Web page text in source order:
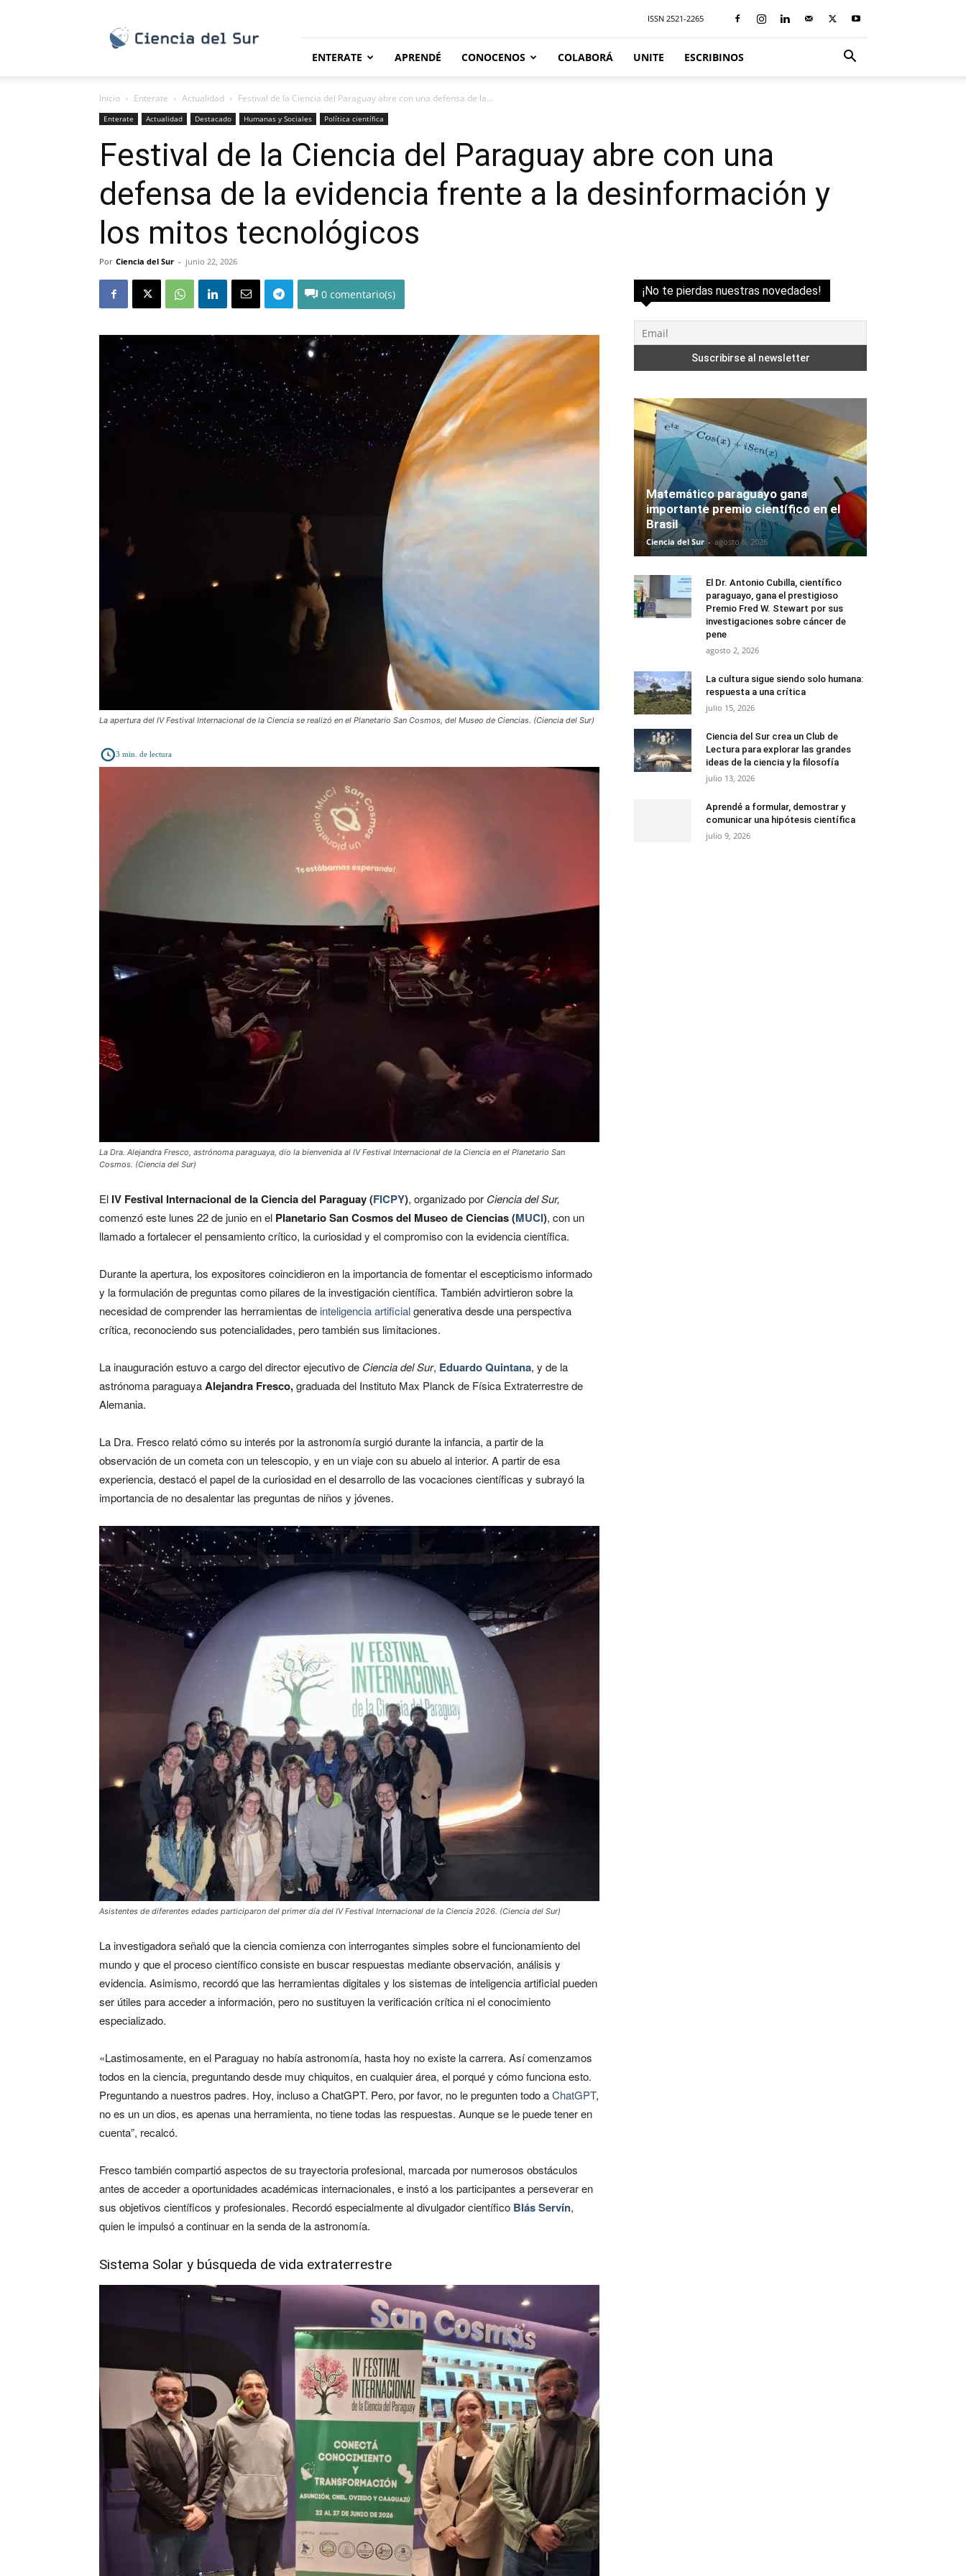
Sur
ISSN 2521-2265
ENTERATE APRENDÉ CONOCENOS COLABORÁ UNITE ESCRIBINOS
Inicio Enterate Actualidad Festival de la Ciencia del Paraguay abre con una defensa de la...
Enterate Actualidad Destacado Humanas y Sociales Política científica
Festival de la Ciencia del Paraguay abre con una
defensa de la evidencia frente a la desinformación y
los mitos tecnológicos
Por Ciencia del Sur - junio 22, 2026
0
La apertura del IV Festival Internacional de la Ciencia se realizó en el Planetario San Cosmos, del Museo de Ciencias. (Ciencia del Sur)
3 min. de lectura
La Dra. Alejandra Fresco, astrónoma paraguaya, dio la bienvenida al IV Festival Internacional de la Ciencia en el Planetario San
Cosmos. (Ciencia del Sur)
El IV Festival Internacional de la Ciencia del Paraguay (FICPY), organizado por Ciencia del Sur,
comenzó este lunes 22 de junio en el Planetario San Cosmos del Museo de Ciencias (MUCI), con un
llamado a fortalecer el pensamiento crítico, la curiosidad y el compromiso con la evidencia científica.
Durante la apertura, los expositores coincidieron en la importancia de fomentar el escepticismo informado
y la formulación de preguntas como pilares de la investigación científica. También advirtieron sobre la
necesidad de comprender las herramientas de inteligencia artificialgenerativa desde una perspectiva
crítica, reconociendo sus potencialidades, pero también sus limitaciones.
La inauguración estuvo a cargo del director ejecutivo de Ciencia del Sur, Eduardo Quintana, y de la
astrónoma paraguayaAlejandra Fresco,graduada del Instituto Max Planck de Física Extraterrestre de
Alemania.
La Dra. Fresco relató cómo su interés por la astronomía surgió durante la infancia, a partir de la
observación de un cometa con un telescopio, y en un viaje con su abuelo al interior. A partir de esa
experiencia, destacó el papel de la curiosidad en el desarrollo de las vocaciones científicas y subrayó la
importancia de no desalentar las preguntas de niños y jóvenes.
Asistentes de diferentes edades participaron del primer día del IV Festival Internacional de la Ciencia 2026. (Ciencia del Sur)
La investigadora señaló que la ciencia comienza con interrogantes simples sobre el funcionamiento del
mundo y que el proceso científico consiste en buscar respuestas mediante observación, análisis y
evidencia. Asimismo, recordó que las herramientas digitales y los sistemas de inteligencia artificial pueden
ser útiles para acceder a información, pero no sustituyen la verificación crítica ni el conocimiento
especializado.
«Lastimosamente, en el Paraguay no había astronomía, hasta hoy no existe la carrera. Así comenzamos
todos en la ciencia, preguntando desde muy chiquitos, en cualquier área, el porqué y cómo funciona esto.
Preguntando a nuestros padres. Hoy, incluso a ChatGPT. Pero, por favor, no le pregunten todo aChatGPT,
no es un un dios, es apenas una herramienta, no tiene todas las respuestas. Aunque se le puede tener en
cuenta”, recalcó.
Fresco también compartió aspectos de su trayectoria profesional, marcada por numerosos obstáculos
antes de acceder a oportunidades académicas internacionales, e instó a los participantes a perseverar en
sus objetivos científicos y profesionales. Recordó especialmente al divulgador científico Blás Servín,
quien le impulsó a continuar en la senda de la astronomía.
Sistema Solar y búsqueda de vida extraterrestre
¡No te pierdas nuestras novedades!
Matemático paraguayo gana
importante premio científico en el
Brasil
Ciencia del Sur - agosto 6, 2026
El Dr. Antonio Cubilla, científico
paraguayo, gana el prestigioso
Premio Fred W. Stewart por sus
investigaciones sobre cáncer de
pene
agosto 2, 2026
La cultura sigue siendo solo humana:
respuesta a una crítica
julio 15, 2026
Ciencia del Sur crea un Club de
Lectura para explorar las grandes
ideas de la ciencia y la filosofía
julio 13, 2026
Aprendé a formular, demostrar y
comunicar una hipótesis científica
julio 9, 2026